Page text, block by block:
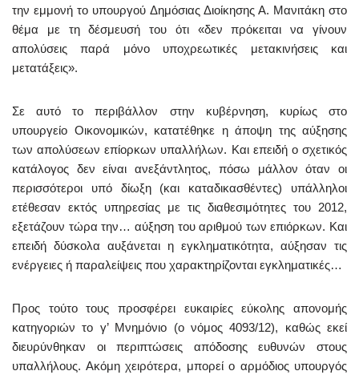
την εμμονή το υπουργού Δημόσιας Διοίκησης Α. Μανιτάκη στο
θέμα με τη δέσμευσή του ότι «δεν πρόκειται να γίνουν
απολύσεις παρά μόνο υποχρεωτικές μετακινήσεις και
μετατάξεις».
Σε αυτό το περιβάλλον στην κυβέρνηση, κυρίως στο
υπουργείο Οικονομικών, κατατέθηκε η άποψη της αύξησης
των απολύσεων επίορκων υπαλλήλων. Και επειδή ο σχετικός
κατάλογος δεν είναι ανεξάντλητος, πόσω μάλλον όταν οι
περισσότεροι υπό δίωξη (και καταδικασθέντες) υπάλληλοι
ετέθεσαν εκτός υπηρεσίας με τις διαθεσιμότητες του 2012,
εξετάζουν τώρα την… αύξηση του αριθμού των επιόρκων. Και
επειδή δύσκολα αυξάνεται η εγκληματικότητα, αύξησαν τις
ενέργειες ή παραλείψεις που χαρακτηρίζονται εγκληματικές…
Προς τούτο τους προσφέρει ευκαιρίες εύκολης απονομής
κατηγοριών το γ’ Μνημόνιο (ο νόμος 4093/12), καθώς εκεί
διευρύνθηκαν οι περιπτώσεις απόδοσης ευθυνών στους
υπαλλήλους. Ακόμη χειρότερα, μπορεί ο αρμόδιος υπουργός